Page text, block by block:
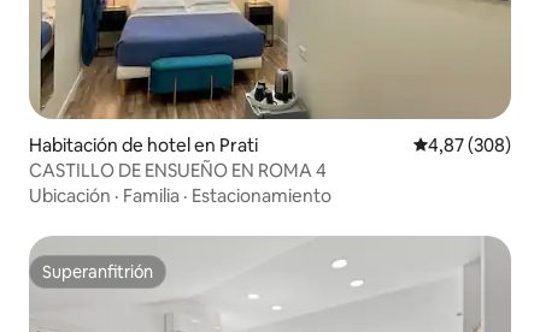
Habitación de hotel en Prati Calificación
4,87 (308)
CASTILLO DE ENSUEÑO EN ROMA 4
Ubicación · Familia · Estacionamiento
Superanfitrión
Superanfitrión